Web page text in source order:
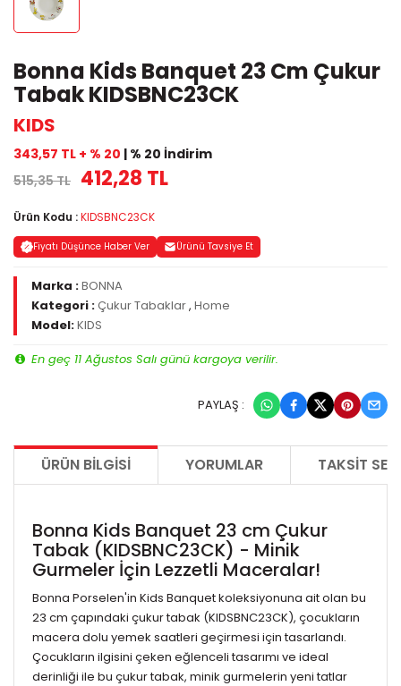
Bonna Kids Banquet 23 Cm Çukur
Tabak KIDSBNC23CK
KIDS
343,57 TL + % 20 | % 20 İndirim
515,35 TL 412,28 TL
Ürün Kodu :KIDSBNC23CK
Fiyatı Düşünce Haber Ver Ürünü Tavsiye Et
Marka :BONNA
Kategori :Çukur Tabaklar, Home
Model:KIDS
En geç 11 Ağustos Salı günü kargoya verilir.
PAYLAŞ :
ÜRÜN BILGISI YORUMLAR TAKSIT
Bonna Kids Banquet 23 cm Çukur
Tabak (KIDSBNC23CK) - Minik
Gurmeler İçin Lezzetli Maceralar!
Bonna Porselen'in Kids Banquet koleksiyonuna ait olan bu
23 cm çapındaki çukur tabak (KIDSBNC23CK), çocukların
macera dolu yemek saatleri geçirmesi için tasarlandı.
Çocukların ilgisini çeken eğlenceli tasarımı ve ideal
derinliği ile bu çukur tabak, minik gurmelerin yeni tatlar